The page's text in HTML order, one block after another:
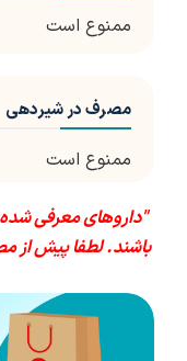
ممنوع است
مصرف در شیردهی
ممنوع است
"داروهای معرفی
باشند. لطفا پیش از